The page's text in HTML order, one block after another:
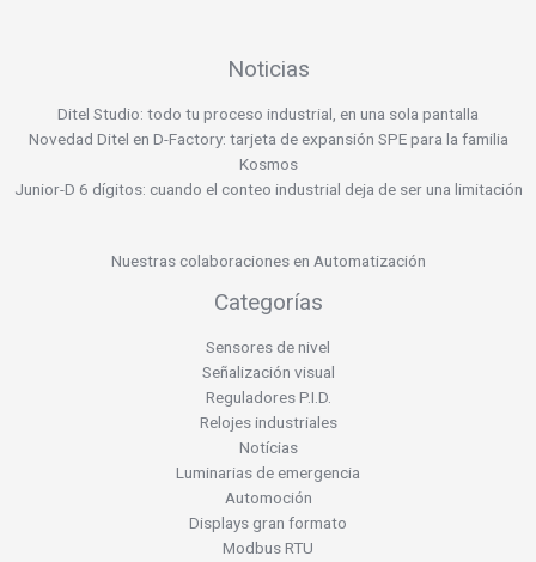
Noticias
Ditel Studio: todo tu proceso industrial, en una sola pantalla
Novedad Ditel en D-Factory: tarjeta de expansión SPE para la familia
Kosmos
Junior-D 6 dígitos: cuando el conteo industrial deja de ser una limitación
Nuestras colaboraciones en Automatización
Categorías
Sensores de nivel
Señalización visual
Reguladores P.I.D.
Relojes industriales
Notícias
Luminarias de emergencia
Automoción
Displays gran formato
Modbus RTU